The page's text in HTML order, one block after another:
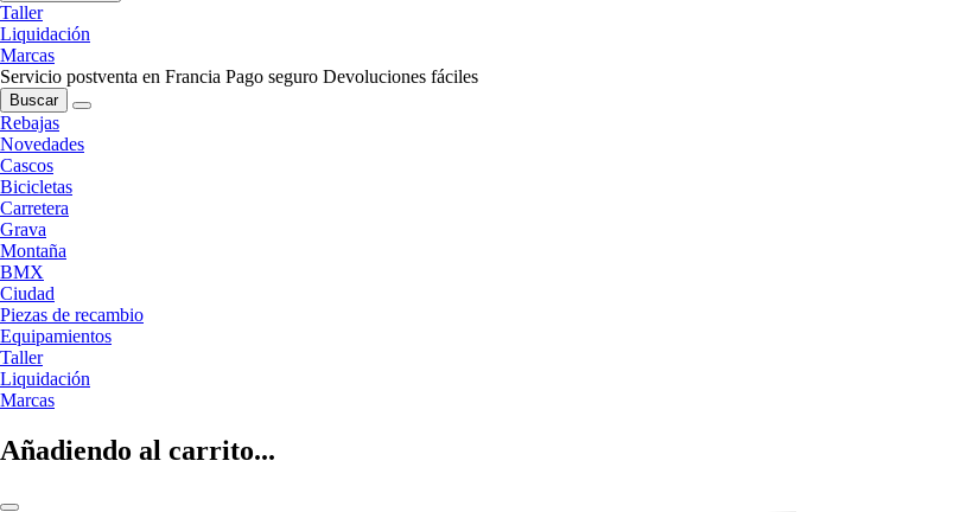
Taller
Liquidación
Marcas
Servicio postventa en Francia Pago seguro Devoluciones fáciles
Buscar
Rebajas
Novedades
Cascos
Bicicletas
Carretera
Grava
Montaña
BMX
Ciudad
Piezas de recambio
Equipamientos
Taller
Liquidación
Marcas
Añadiendo al carrito...